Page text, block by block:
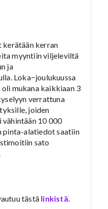
kerran
myyntiin viljeleviltä
ja
Loka−joulukuussa
mukana kaikkiaan 3
verrattuna
joiden
10 000
pinta-alatiedot saatiin
sato
tästä linkistä.